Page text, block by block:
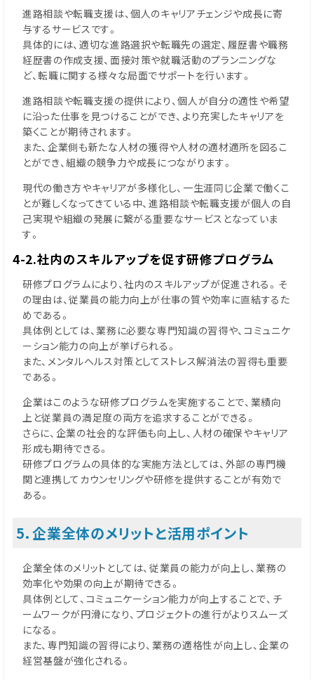
進路相談や転職支援は、個人のキャリアチェンジや成長に寄
与するサービスです。
具体的には、適切な進路選択や転職先の選定、履歴書や職務
経歴書の作成支援、面接対策や就職活動のプランニングな
ど、転職に関する様々な局面でサポートを行います。
進路相談や転職支援の提供により、個人が自分の適性や希望
に沿った仕事を見つけることができ、より充実したキャリアを
築くことが期待されます。
また、企業側も新たな人材の獲得や人材の適材適所を図るこ
とができ、組織の競争力や成長につながります。
現代の働き方やキャリアが多様化し、一生涯同じ企業で働くこ
とが難しくなってきている中、進路相談や転職支援が個人の自
己実現や組織の発展に繋がる重要なサービスとなっていま
す。
4-2.社内のスキルアップを促す研修プログラム
研修プログラムにより、社内のスキルアップが促進される。そ
の理由は、従業員の能力向上が仕事の質や効率に直結するた
めである。
具体例としては、業務に必要な専門知識の習得や、コミュニケ
ーション能力の向上が挙げられる。
また、メンタルヘルス対策としてストレス解消法の習得も重要
である。
企業はこのような研修プログラムを実施することで、業績向
上と従業員の満足度の両方を追求することができる。
さらに、企業の社会的な評価も向上し、人材の確保やキャリア
形成も期待できる。
研修プログラムの具体的な実施方法としては、外部の専門機
関と連携してカウンセリングや研修を提供することが有効で
ある。
5．企業全体のメリットと活用ポイント
企業全体のメリットとしては、従業員の能力が向上し、業務の
効率化や効果の向上が期待できる。
具体例として、コミュニケーション能力が向上することで、チ
ームワークが円滑になり、プロジェクトの進行がよりスムーズ
になる。
また、専門知識の習得により、業務の適格性が向上し、企業の
経営基盤が強化される。